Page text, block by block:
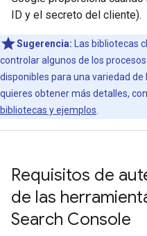
ID y el secreto del cliente).
Sugerencia: Las bibliotecas
controlar algunos de los
disponibles para una variedad
quieres obtener más detalles,
bibliotecas y ejemplos
Requisitos de
de las
Search Console